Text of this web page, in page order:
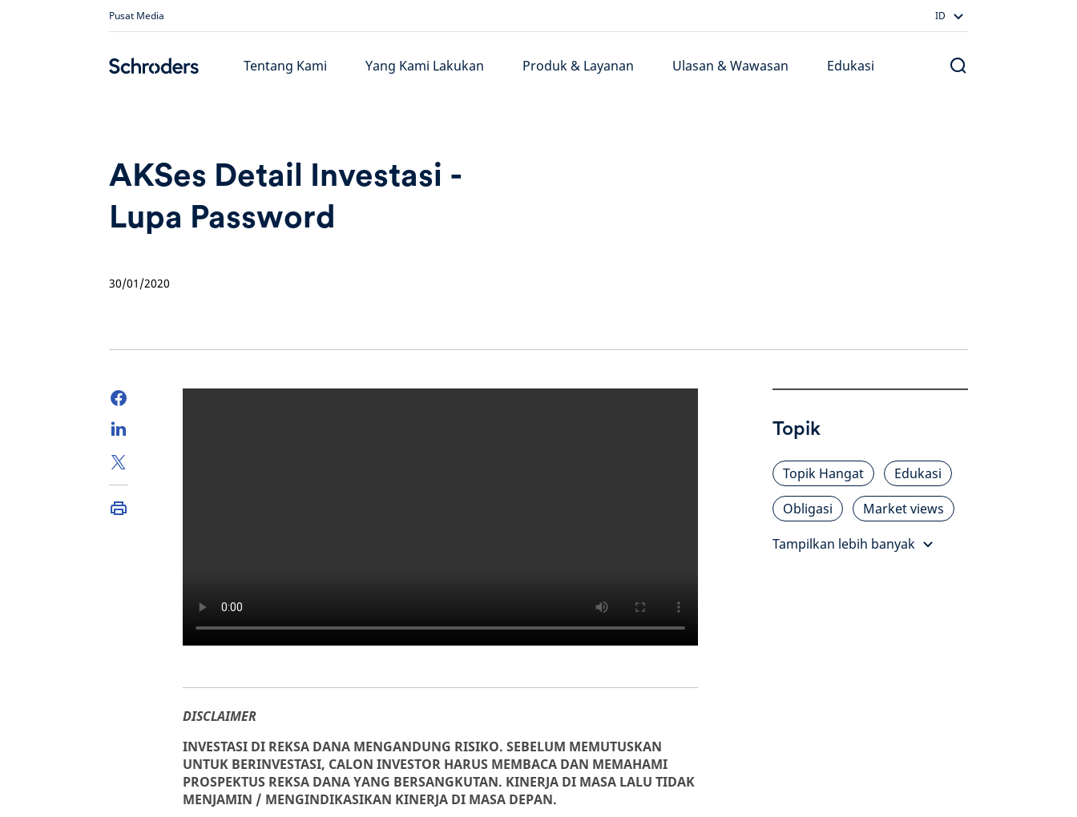
Pusat Media ID
Tentang Kami Yang Kami Lakukan Produk & Layanan Ulasan & Wawasan Edukasi
AKSes Detail Investasi -
Lupa Password
30/01/2020
DISCLAIMER
INVESTASI DI REKSA DANA MENGANDUNG RISIKO. SEBELUM MEMUTUSKAN
UNTUK BERINVESTASI, CALON INVESTOR HARUS MEMBACA DAN MEMAHAMI
PROSPEKTUS REKSA DANA YANG BERSANGKUTAN. KINERJA DI MASA LALU TIDAK
MENJAMIN / MENGINDIKASIKAN KINERJA DI MASA DEPAN.
Topik
Topik Hangat
Edukasi
Obligasi
Market views
Tampilkan lebih banyak